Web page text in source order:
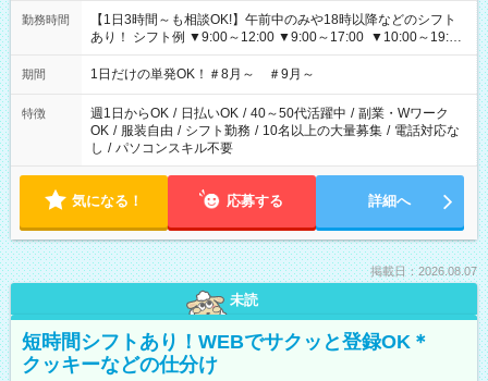
勤務時間
【1日3時間～も相談OK!】午前中のみや18時以降などのシフト
あり！ シフト例 ▼9:00～12:00 ▼9:00～17:00 ▼10:00～19:00
▼18:00～21:00
期間 1日だけの単発OK！＃8月～ ＃9月～
特徴 週1日からOK / 日払いOK / 40～50代活躍中 / 副業・Wワーク
OK / 服装自由 / シフト勤務 / 10名以上の大量募集 / 電話対応な
し / パソコンスキル不要
気になる！ 応募する 詳細へ
掲載日：2026.08.07
未読
短時間シフトあり！WEBでサクッと登録OK＊
クッキーなどの仕分け